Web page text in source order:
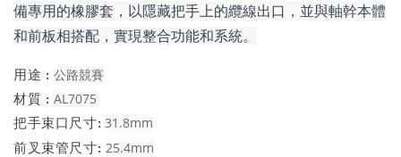
備專用的橡膠套，以隱藏把手上的纜線出口，並與軸幹本體
和前板相搭配，實現整合功能和系統。
用途 : 公路競賽
材質 : AL7075
把手束口尺寸: 31.8mm
前叉束管尺寸: 25.4mm